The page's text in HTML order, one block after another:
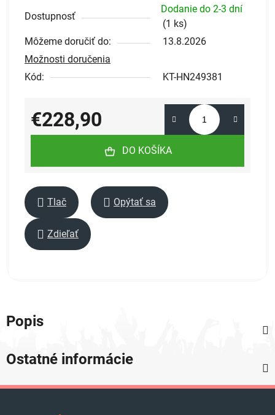
Dostupnosť
Dodanie do 2-3 dní
(1 ks)
Môžeme doručiť do:
13.8.2026
Možnosti doručenia
Kód:
KT-HN249381
€228,90
Jednotková cena:
DO KOŠÍKA
Tlač Opýtať sa
Zdieľať
Popis
Ostatné informácie